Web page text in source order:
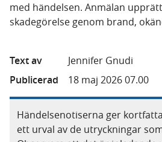
med händelsen. Anmälan
skadegörelse genom brand,
Text av
Jennifer Gnudi
Publicerad
18 maj 2026 07.00
Händelsenotiserna ger
ett urval av de utryckningar